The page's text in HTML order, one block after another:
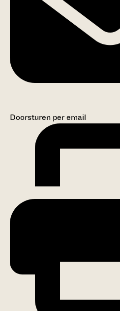
Doorsturen per email